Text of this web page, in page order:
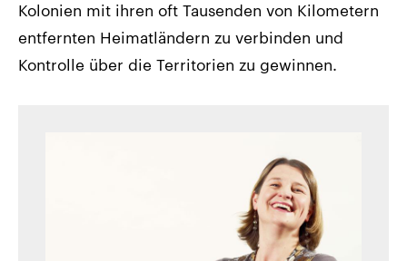
Kolonien mit ihren oft Tausenden von Kilometern
entfernten Heimatländern zu verbinden und
Kontrolle über die Territorien zu gewinnen.